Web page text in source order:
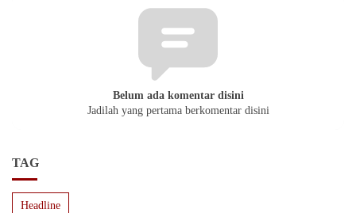
Belum ada komentar disini
Jadilah yang pertama berkomentar disini
TAG
Headline